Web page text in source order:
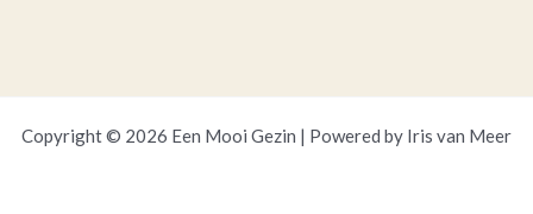
Copyright © 2026 Een Mooi Gezin | Powered by Iris van Meer